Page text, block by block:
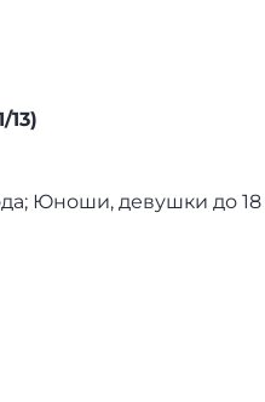
13)
Юноши, девушки до 18